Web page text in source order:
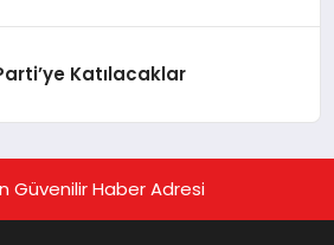
Katılacaklar
Güvenilir Haber Adresi